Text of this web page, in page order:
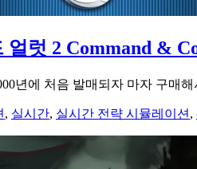
얼럿 2 Command &
년에 처음 발매되자 마자 구매
, 실시간, 실시간 전략 시뮬레이션 ,